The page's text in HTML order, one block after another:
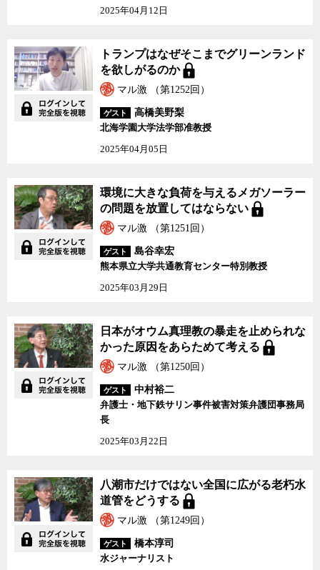
2025年04月12日
トランプはなぜそこまでグリーンランド
を欲しがるのか
マル激 （第1252回）
ゲスト
高橋美野梨
北海学園大学法学部准教授
2025年04月05日
環境に大きな負荷を与えるメガソーラー
の問題を放置してはならない
マル激 （第1251回）
ゲスト
島谷幸宏
熊本県立大学共通教育センター特別教授
2025年03月29日
日本がオウム真理教の暴走を止められな
かった原因をあらためて考える
マル激 （第1250回）
ゲスト
中村裕二
弁護士・地下鉄サリン事件被害対策弁護団事務局
長
2025年03月22日
八潮市だけではない全国に広がる老朽水
道管をどうする
マル激 （第1249回）
ゲスト
橋本淳司
水ジャーナリスト